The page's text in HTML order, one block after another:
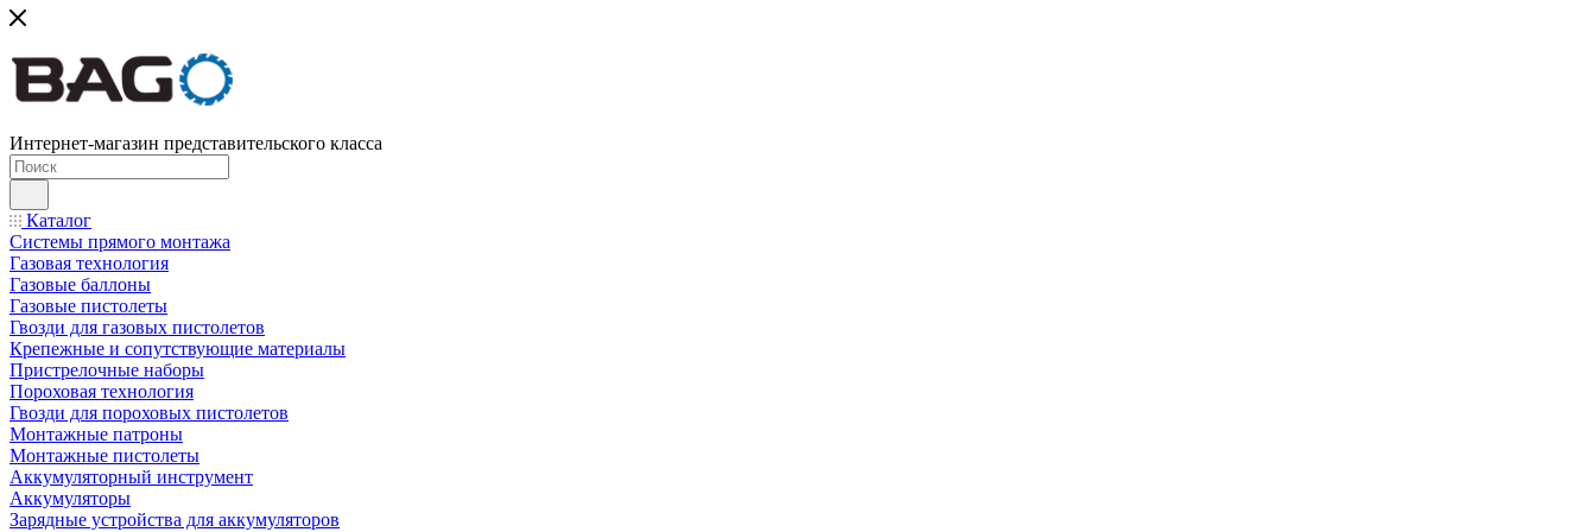
Интернет-магазин представительского класса
Каталог
Системы прямого монтажа
Газовая технология
Газовые баллоны
Газовые пистолеты
Гвозди для газовых пистолетов
Крепежные и сопутствующие материалы
Пристрелочные наборы
Пороховая технология
Гвозди для пороховых пистолетов
Монтажные патроны
Монтажные пистолеты
Аккумуляторный инструмент
Аккумуляторы
Зарядные устройства для аккумуляторов